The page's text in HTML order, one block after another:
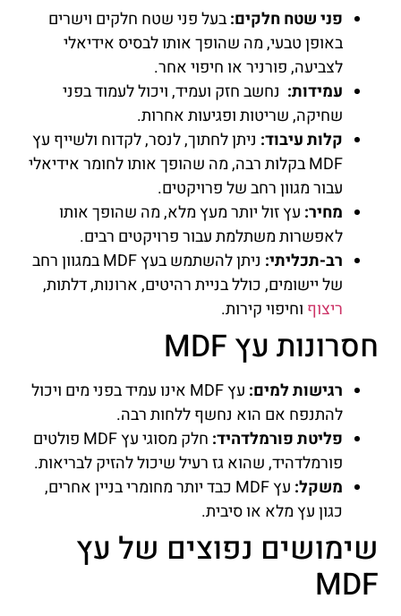
פני שטח חלקים:בעל פני שטח חלקים וישרים
באופן טבעי, מה שהופך אותו לבסיס אידיאלי
לצביעה, פורניר או חיפוי אחר.
עמידות: נחשב חזק ועמיד, ויכול לעמוד בפני
שחיקה, שריטות ופגיעות אחרות.
קלות עיבוד: ניתן לחתוך, לנסר, לקדוח ולשייף עץ
MDF בקלות רבה, מה שהופך אותו לחומר אידיאלי
עבור מגוון רחב של פרויקטים.
מחיר: עץ זול יותר מעץ מלא, מה שהופך אותו
לאפשרות משתלמת עבור פרויקטים רבים.
רב-תכליתי:
ניתן להשתמש בעץ MDF במגוון רחב
של יישומים, כולל בניית רהיטים, ארונות, דלתות,
ריצוף וחיפוי קירות.
חסרונות עץ MDF
רגישות למים:
עץ MDF אינו עמיד בפני מים ויכול
להתנפח אם הוא נחשף ללחות רבה.
פליטת פורמלדהיד:
חלק מסוגי עץ MDF פולטים
פורמלדהיד, שהוא גז רעיל שיכול להזיק לבריאות.
משקל:
עץ MDF כבד יותר מחומרי בניין אחרים,
כגון עץ מלא או סיבית.
שימושים נפוצים של עץ
MDF